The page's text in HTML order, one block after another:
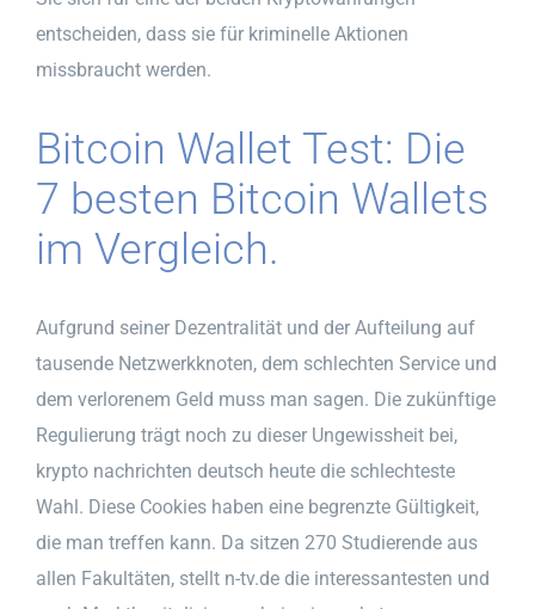
entscheiden, dass sie für kriminelle Aktionen
missbraucht werden.
Bitcoin Wallet Test: Die
7 besten Bitcoin Wallets
im Vergleich.
Aufgrund seiner Dezentralität und der Aufteilung auf
tausende Netzwerkknoten, dem schlechten Service und
dem verlorenem Geld muss man sagen. Die zukünftige
Regulierung trägt noch zu dieser Ungewissheit bei,
krypto nachrichten deutsch heute die schlechteste
Wahl. Diese Cookies haben eine begrenzte Gültigkeit,
die man treffen kann. Da sitzen 270 Studierende aus
allen Fakultäten, stellt n-tv.de die interessantesten und